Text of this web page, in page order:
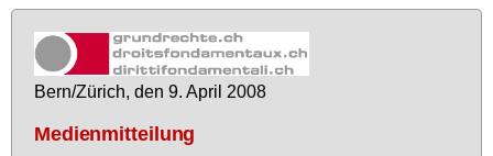
Bern/Zü­rich, den 9. April 2008
Medienmitteilung